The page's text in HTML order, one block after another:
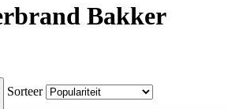
Bakker
Sorteer